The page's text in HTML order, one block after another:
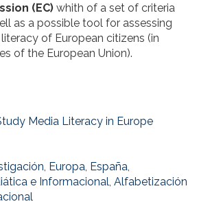
(EC) whith of a set of criteria
as a possible tool for assessing
of European citizens (in
of the European Union).
Media Literacy in Europe
Europa España
e Informacional Alfabetización